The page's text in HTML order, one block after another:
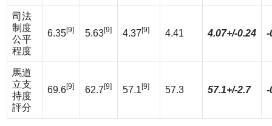
司法
制度
公平
程度
6.35[9] 5.63[9] 4.37 [9] 4.41 4.07+/-0.24 -
馬道
立支
持度
評分
69.6[9] 62.7 [9] 57.1 [9] 57.3 57.1+/-2.7 -